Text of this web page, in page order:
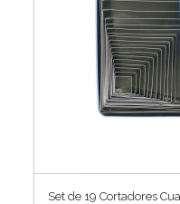
Set de 19 Cortadores